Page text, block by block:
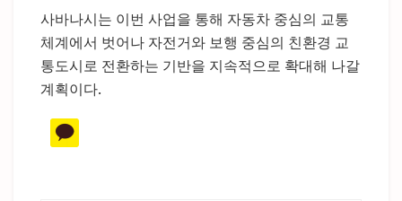
사바나시는 이번 사업을 통해 자동차 중심의 교통
체계에서 벗어나 자전거와 보행 중심의 친환경 교
통도시로 전환하는 기반을 지속적으로 확대해 나갈
계획이다.